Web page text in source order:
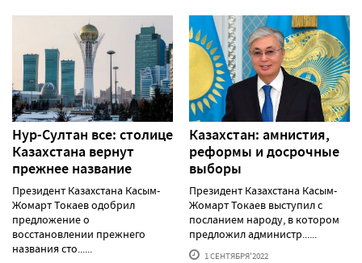
Нур-Султан все: столице
Казахстана вернут
прежнее название
Президент Казахстана Касым-
Жомарт Токаев одобрил
предложение о
восстановлении прежнего
названия сто......
Казахстан: амнистия,
реформы и досрочные
выборы
Президент Казахстана Касым-
Жомарт Токаев выступил с
посланием народу, в котором
предложил администр......
1 СЕНТЯБРЯ'2022